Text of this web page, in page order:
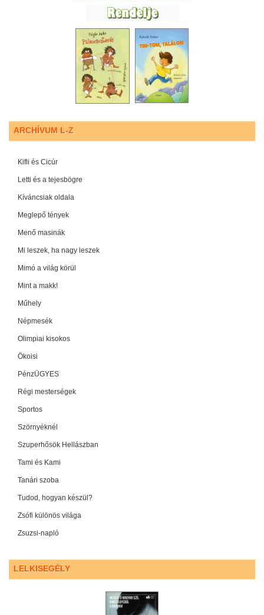
ARCHÍVUM L-Z
Kifli és Cicúr
Letti és a tejesbögre
Kíváncsiak oldala
Meglepő tények
Menő masinák
Mi leszek, ha nagy leszek
Mimó a világ körül
Mint a makk!
Műhely
Népmesék
Olimpiai kisokos
Ökoisi
PénzÜGYES
Régi mesterségek
Sportos
Szörnyéknél
Szuperhősök Hellászban
Tami és Kami
Tanári szoba
Tudod, hogyan készül?
Zsófi különös világa
Zsuzsi-napló
LELKISEGÉLY